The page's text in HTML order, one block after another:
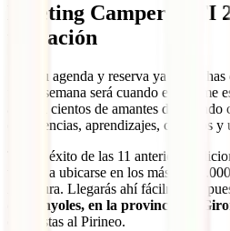
Meeting Camper IATI
ubicación
Saca tu agenda y reserva ya las fechas
fin de semana será cuando el enorme
acoja a cientos de amantes del
experiencias, aprendizajes, consejos
Tras el éxito de las 11 anteriores
vuelve a ubicarse en los más de
Aventura. Llegarás ahí fácilmente,
de Banyoles, en la provincia de
con vistas al Pirineo.